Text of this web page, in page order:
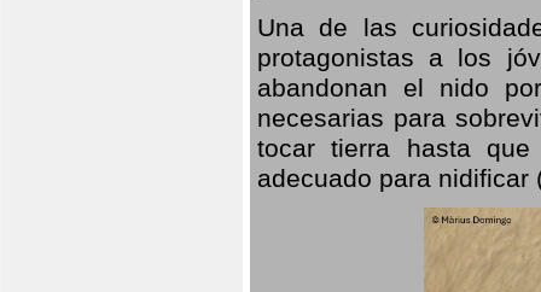
Una de las
protagonistas a los
abandonan el nido
necesarias para
tocar tierra hasta
adecuado para nidificar